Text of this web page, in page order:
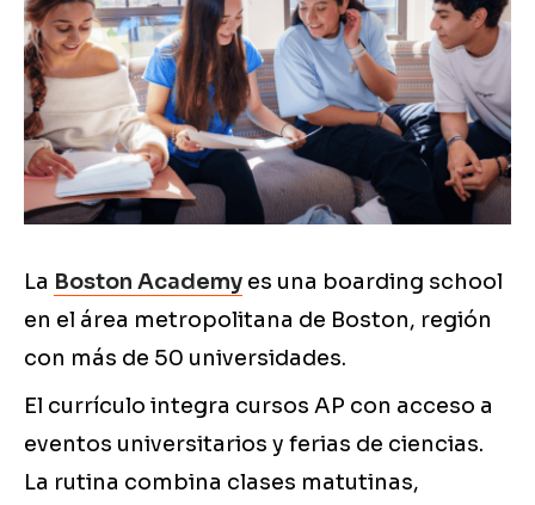
La Boston Academy es una boarding school
en el área metropolitana de Boston, región
con más de 50 universidades.
El currículo integra cursos AP con acceso a
eventos universitarios y ferias de ciencias.
La rutina combina clases matutinas,